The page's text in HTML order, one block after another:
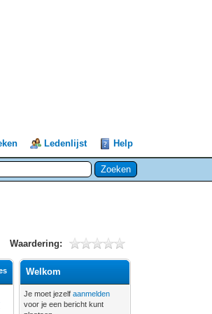
Ledenlijst Help
Waardering:
Welkom
Je moet jezelfaanmelden
voor je een bericht kunt